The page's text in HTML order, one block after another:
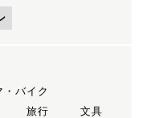
・バイク
旅行
文具